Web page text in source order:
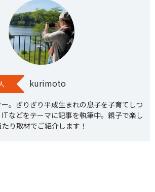
kurimoto
。ぎりぎり平成生まれの息子を子育てしつ
などをテーマに記事を執筆中。親子で楽し
り取材でご紹介します！